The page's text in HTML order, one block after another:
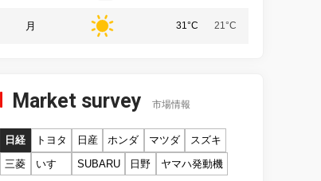
月 31°C 21°C
Market survey 市場情報
日経 トヨタ 日産 ホンダ マツダ
スズキ
三菱
いすゞ SUBARU 日野 ヤマハ発動機